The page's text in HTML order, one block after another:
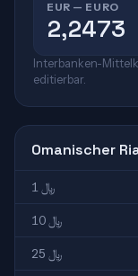
EUR — EURO
Interbanken-
editierbar.
Omanischer
1 ﷼
10 ﷼
25 ﷼